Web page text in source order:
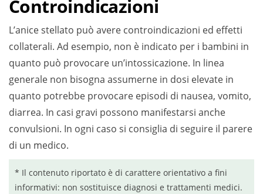
Controindicazioni
L’anice stellato può avere controindicazioni ed effetti
collaterali. Ad esempio, non è indicato per i bambini in
quanto può provocare un’intossicazione. In linea
generale non bisogna assumerne in dosi elevate in
quanto potrebbe provocare episodi di nausea, vomito,
diarrea. In casi gravi possono manifestarsi anche
convulsioni. In ogni caso si consiglia di seguire il parere
di un medico.
* Il contenuto riportato è di carattere orientativo a fini
informativi: non sostituisce diagnosi e trattamenti medici.